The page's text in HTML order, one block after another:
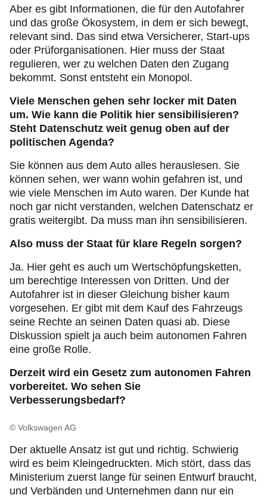
Aber es gibt Informationen, die für den Autofahrer
und das große Ökosystem, in dem er sich bewegt,
relevant sind. Das sind etwa Versicherer, Start-ups
oder Prüforganisationen. Hier muss der Staat
regulieren, wer zu welchen Daten den Zugang
bekommt. Sonst entsteht ein Monopol.
Viele Menschen gehen sehr locker mit Daten
um. Wie kann die Politik hier sensibilisieren?
Steht Datenschutz weit genug oben auf der
politischen Agenda?
Sie können aus dem Auto alles herauslesen. Sie
können sehen, wer wann wohin gefahren ist, und
wie viele Menschen im Auto waren. Der Kunde hat
noch gar nicht verstanden, welchen Datenschatz er
gratis weitergibt. Da muss man ihn sensibilisieren.
Also muss der Staat für klare Regeln sorgen?
Ja. Hier geht es auch um Wertschöpfungsketten,
um berechtige Interessen von Dritten. Und der
Autofahrer ist in dieser Gleichung bisher kaum
vorgesehen. Er gibt mit dem Kauf des Fahrzeugs
seine Rechte an seinen Daten quasi ab. Diese
Diskussion spielt ja auch beim autonomen Fahren
eine große Rolle.
Derzeit wird ein Gesetz zum autonomen Fahren
vorbereitet. Wo sehen Sie
Verbesserungsbedarf?
© Volkswagen AG
Der aktuelle Ansatz ist gut und richtig. Schwierig
wird es beim Kleingedruckten. Mich stört, dass das
Ministerium zuerst lange für seinen Entwurf braucht,
und Verbänden und Unternehmen dann nur ein